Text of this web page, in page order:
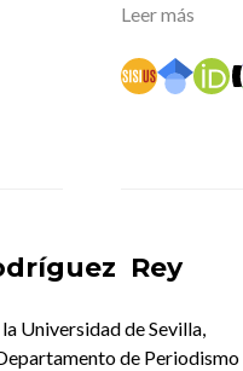
Leer más
Rey
Universidad de Sevilla,
de Periodismo